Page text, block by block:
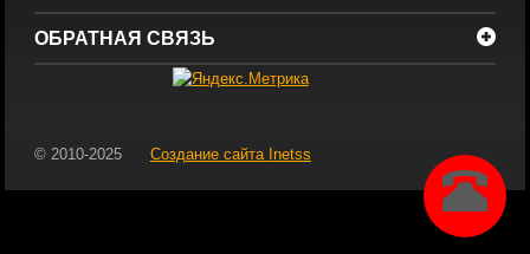
ОБРАТНАЯ СВЯЗЬ
© 2010-2025 Создание сайта Inetss